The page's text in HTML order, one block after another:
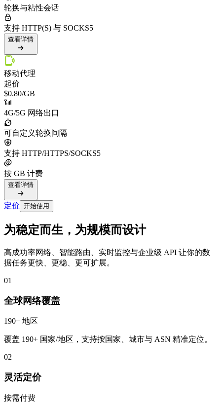
轮换与粘性会话
支持 HTTP(S) 与 SOCKS5
查看详情
移动代理
起价
$0.80/GB
4G/5G 网络出口
可自定义轮换间隔
支持 HTTP/HTTPS/SOCKS5
按 GB 计费
查看详情
定价 开始使用
为稳定而生，为规模而设计
高成功率网络、智能路由、实时监控与企业级 API 让你的数
据任务更快、更稳、更可扩展。
01
全球网络覆盖
190+ 地区
覆盖 190+ 国家/地区，支持按国家、城市与 ASN 精准定位。
02
灵活定价
按需付费